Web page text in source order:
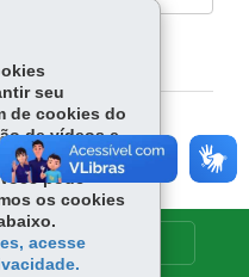
seu
de cookies do
de vídeos e
coleta de
pode
os cookies
acesse